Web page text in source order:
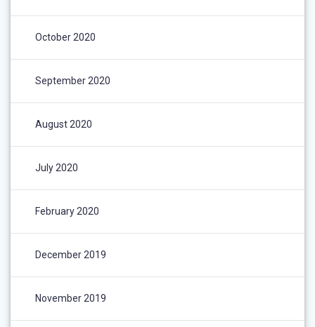
October 2020
September 2020
August 2020
July 2020
February 2020
December 2019
November 2019